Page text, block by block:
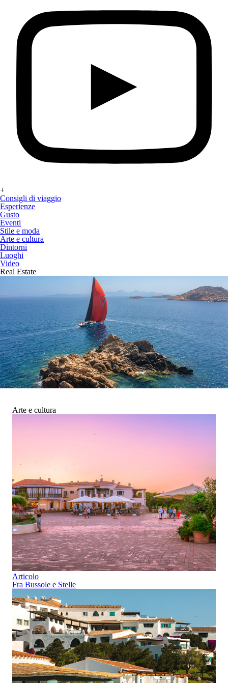
+
Consigli di viaggio
Esperienze
Gusto
Eventi
Stile e moda
Arte e cultura
Dintorni
Luoghi
Video
Real Estate
Arte e cultura
Articolo
Fra Bussole e Stelle